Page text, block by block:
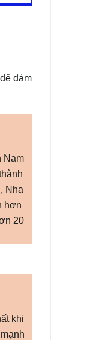
đảm
Nam
Nha
hơn
20
khi